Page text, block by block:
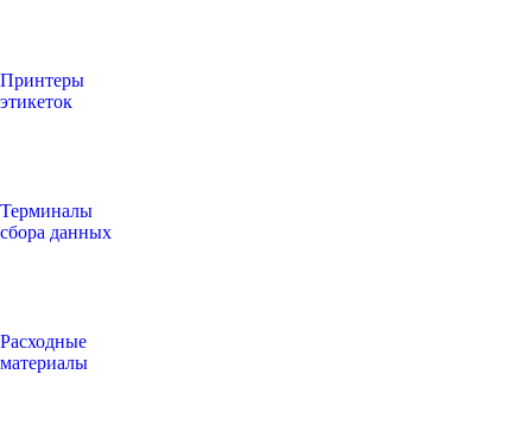
Принтеры
этикеток
Терминалы
сбора данных
Расходные
материалы